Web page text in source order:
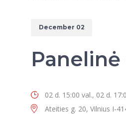
December 02
02 d. 15:00 val., 02 d.
Ateities g. 20, Vilnius I-